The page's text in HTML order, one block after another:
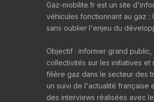
Gaz-mobilite.fr est un site
véhicules fonctionnant au gaz :
sans oublier l'enjeu du
Objectif : informer grand
collectivités sur les initiatives et
filière gaz dans le secteur des
un suivi de l'actualité française
des interviews réalisées avec